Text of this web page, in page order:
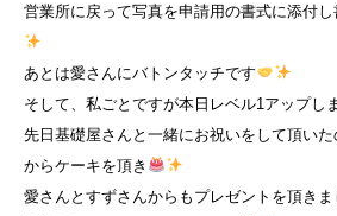
営業所に戻って写真を申請用の書式に添付
あとは愛さんにバトンタッチです
そして、私ごとですが本日レベル1アップし
先日基礎屋さんと一緒にお祝いをして頂い
からケーキを頂き
愛さんとすずさんからもプレゼントを頂きま